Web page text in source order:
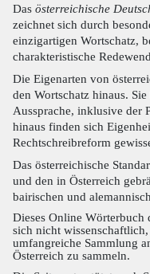
Das österreichische
zeichnet sich durch
einzigartigen Wortschatz,
charakteristische
Die Eigenarten von
den Wortschatz hinaus.
Aussprache, inklusive der
hinaus finden sich
Rechtschreibreform
Das österreichische
und den in Österreich
bairischen und
Dieses Online Wörterbuch
sich nicht
umfangreiche Sammlung
Österreich zu sammeln.